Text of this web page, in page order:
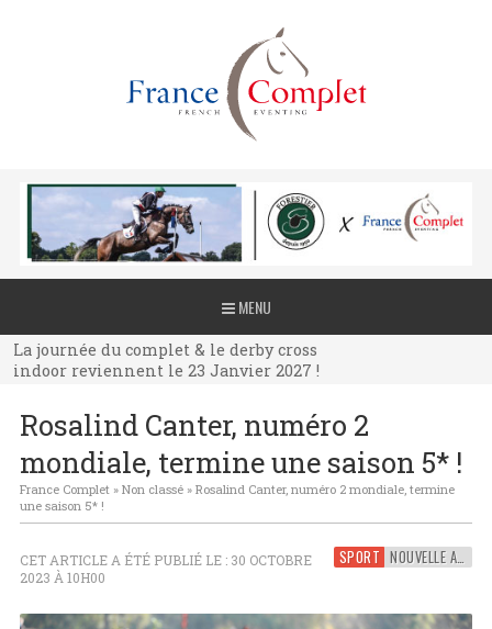
MENU
La journée du complet & le derby cross
indoor reviennent le 23 Janvier 2027 !
La journée du complet & le derby cross
indoor reviennent le 23 Janvier 2027 !
indoor reviennent le 23 Janvier 2027 !
Rosalind Canter, numéro 2
mondiale, termine une saison 5* !
France Complet» Non classé» Rosalind Canter, numéro 2 mondiale, termine
une saison 5* !
SPORT NOUVELLE AQUITAINE
CET ARTICLE A ÉTÉ PUBLIÉ LE : 30 OCTOBRE
2023 À 10H00